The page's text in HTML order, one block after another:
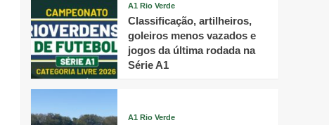
A1 Rio Verde
Classificação, artilheiros,
goleiros menos vazados e
jogos da última rodada na
Série A1
A1 Rio Verde